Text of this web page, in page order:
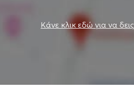
επαληθευμένες πληροφορίες.
Κάνε κλικ εδώ για να